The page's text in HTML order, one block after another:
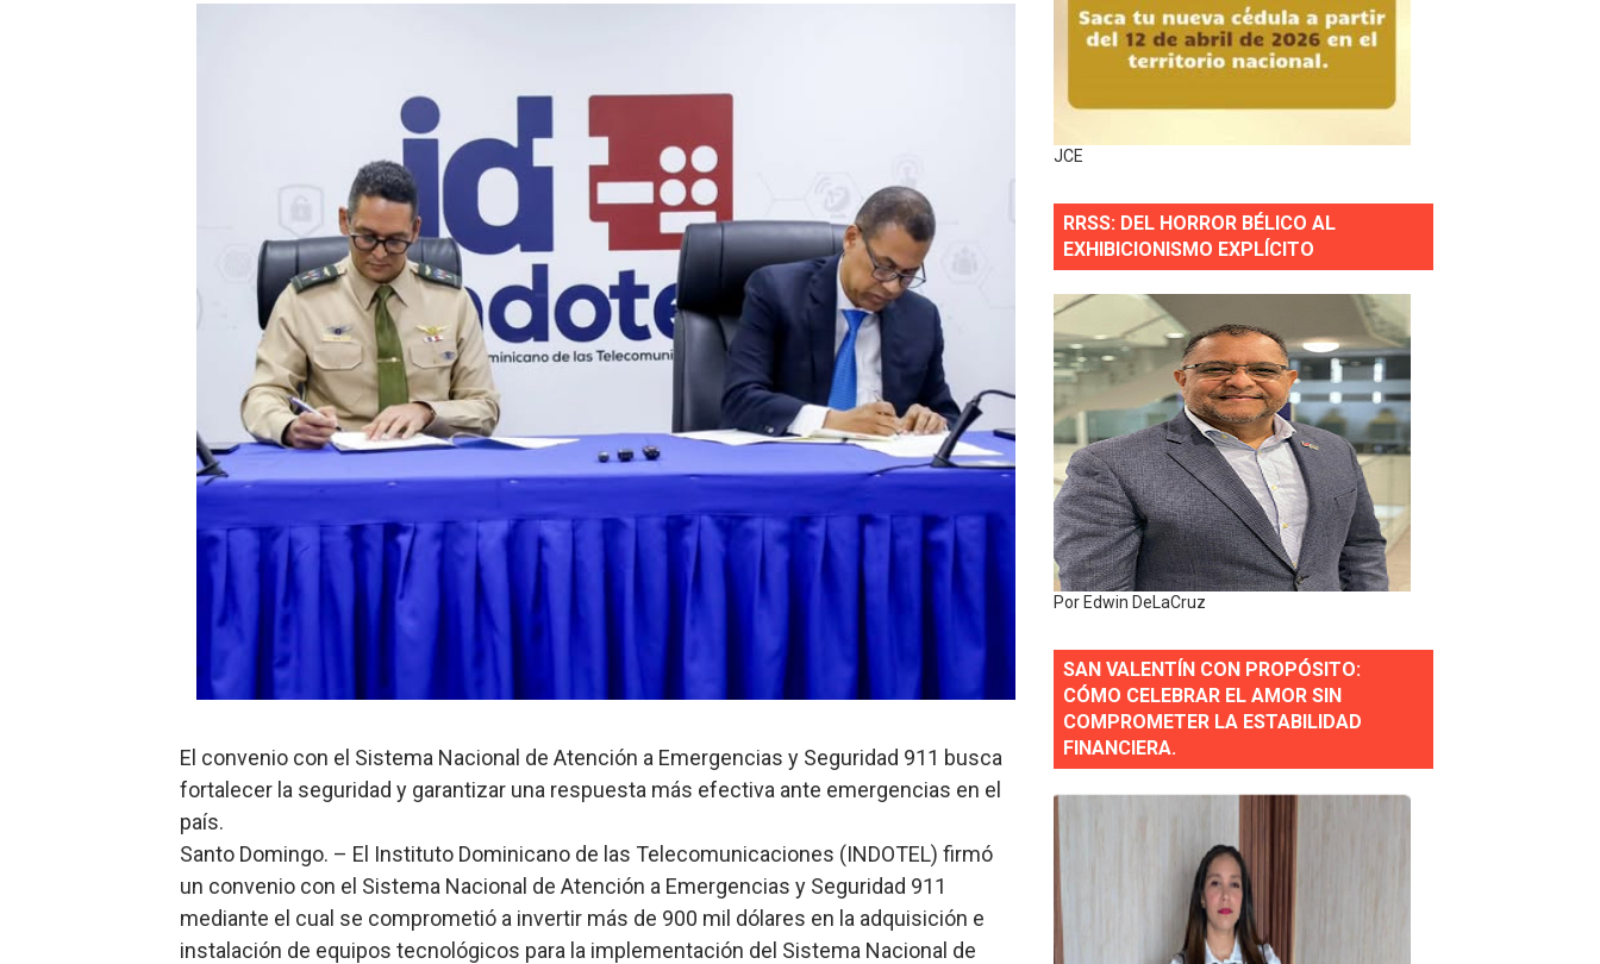
Operativo interagencial frena delitos ambientales y recupera terrenos en zonas protegidas del país
-Propeep y Gestión Presidencial encabezan entrega compensación a comerciantes impactados por la obra vial, en cumplimiento de un
Ministerio de Defensa siembra esperanza y protege el agua mediante Jornada de Reforestación en Manabao
MICM y CECCOM retienen 213,355 galones de combustibles y 46 millones de mercancías en lo que va de año
Bienes Nacionales recauda más de RD 57 millones en segunda subasta pública del año
Residentes en San Juan beneficiados con jornada asistencial de Desarrollo de la Comunidad y Ejército RD
El magistrado Henry Molina decidió no seguir en la Presidencia de la Suprema Corte de Justicia.
​Domingo Plácido critica la situación económica y califica de ineficiente la gestión del gobierno
Graduación XII Promoción Servicio Militar Voluntario
Comedores Comunitarios de DASAC garantizan alimentación de miles de voluntarios y personal de los XXV Juegos Centroamericanos y del
UNTC inicia ofensiva para recuperar fuerza gremial y fortalecer seccional del Distrito Nacional
PRM escogerá este domingo su nueva cúpula directiva con Abinader a la cabeza
Digecac realizará Primer Festival de Plantas 2026
El convenio con el Sistema Nacional de Atención a Emergencias y Seguridad 911 busca
fortalecer la seguridad y garantizar una respuesta más efectiva ante emergencias en el
país.
Santo Domingo. – El Instituto Dominicano de las Telecomunicaciones (INDOTEL) firmó
un convenio con el Sistema Nacional de Atención a Emergencias y Seguridad 911
mediante el cual se comprometió a invertir más de 900 mil dólares en la adquisición e
instalación de equipos tecnológicos para la implementación del Sistema Nacional de
JCE
RRSS: DEL HORROR BÉLICO AL
EXHIBICIONISMO EXPLÍCITO
Por Edwin DeLaCruz
SAN VALENTÍN CON PROPÓSITO:
CÓMO CELEBRAR EL AMOR SIN
COMPROMETER LA ESTABILIDAD
FINANCIERA.